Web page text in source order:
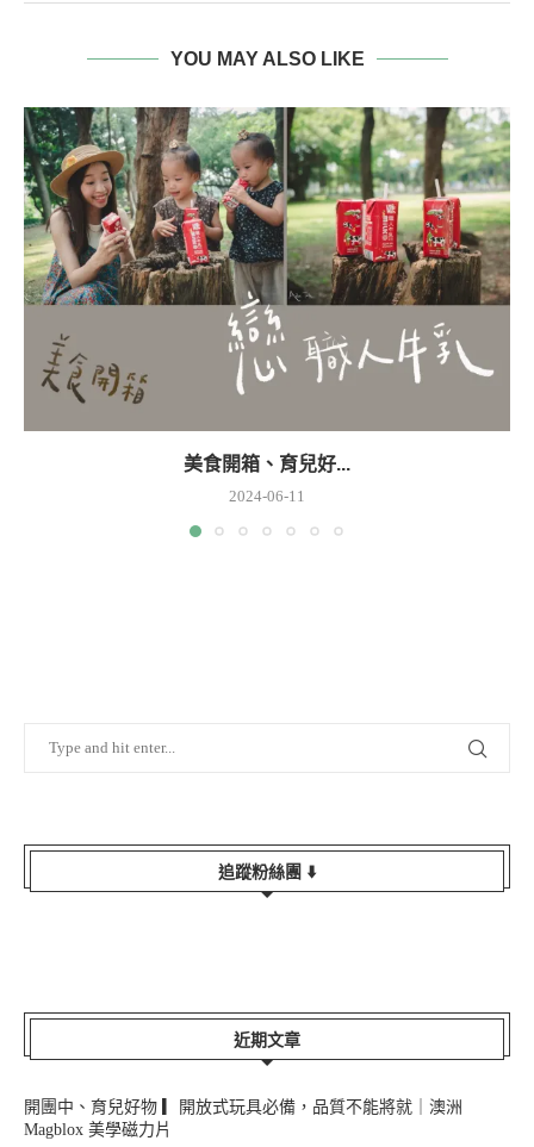
YOU MAY ALSO LIKE
美食開箱、育兒好...
2024-06-11
追蹤粉絲團 ⬇️
近期文章
開團中、育兒好物 ▎開放式玩具必備，品質不能將就｜澳洲
Magblox 美學磁力片